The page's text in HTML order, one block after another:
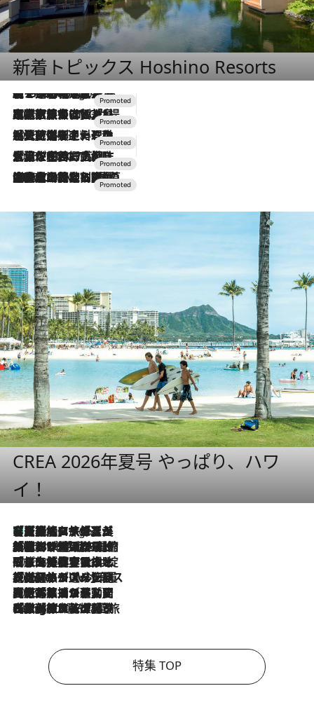
新着トピックス Hoshino Resorts
2 Hours Ago
【トンボの足水浴】ヒノキの香りに包まれて涼感マックス！約13℃の湧水かけ流しを避暑地「星野温泉 トンボの湯」で体験
2026.7.31
【ホテル帰省】という選択肢をOMOが提案。家族とほどよい距離を保つには「昼は実家、夜は気兼ねなくホテルで！」
2026.7.24
【夏限定ディナーコース】旬を迎える稚鮎や花ズッキーニなどをイタリア・トスカーナの郷土料理の手法で満喫！
2026.7.17
「土佐和ハーブかき氷」がOMO7高知に登場！生姜、山椒、大葉など目にも舌にも涼を呼ぶ郷土の味
2026.7.10
NEW OPEN！【界 草津】名湯の地に誕生。趣の異なる2種の温泉と上州ならではの会席・蕎麦割烹など美食を味わう究極の癒やし旅
CREA 2026年夏号 やっぱり、ハワ
イ！
4 Hours Ago
【厳選旅コスメ】「多機能アイテムがメイン！」旅好き美容エディターが選んだ夏旅ベストコスメを発表【Mサイズジップ】
2026.8.6
「荷物が増えるほど旅ストレスは増す」美容ジャーナリストがたどり着いた最終結論。“化粧品を劇的に減らす”感動の凝縮美容とは
2026.8.6
「旅先には金髪ウィッグを持参」日本と同じメイクでは損してる!? 美容ジャーナリストが提案する“掟破りの旅美容”とは
2026.8.6
【厳選旅コスメ】「身軽さ＆UV対策重視！」ヘアアーティストshucoが選んだ夏旅ベストコスメを発表【Mサイズジップ】
2026.8.5
【厳選旅コスメ】国内をあちこち移動する河井菜摘が選んだ夏旅ベストコスメ発表！「リラックスアイテムはマスト」【Mサイズジップ】
2026.8.4
【厳選旅コスメ】「紫外線＆乾燥対策しながらメイク感も！」ヘア＆メイクGeorgeが選んだ夏旅ベストコスメを発表！【Mサイズジップ】
特集 TOP